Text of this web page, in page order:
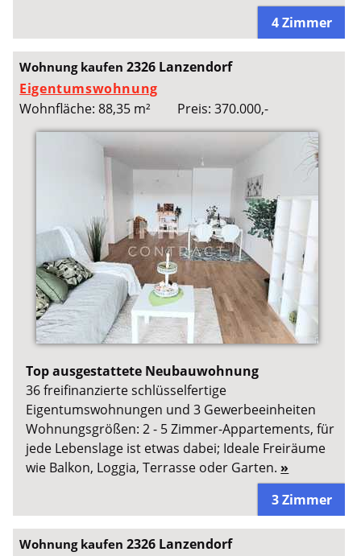
4 Zimmer
Wohnung kaufen2326 Lanzendorf
Eigentumswohnung
Wohnfläche: 88,35 m²
Preis: 370.000,-
Top ausgestattete Neubauwohnung
36 freifinanzierte schlüsselfertige
Eigentumswohnungen und 3 Gewerbeeinheiten
Wohnungsgrößen: 2 - 5 Zimmer-Appartements, für
jede Lebenslage ist etwas dabei; Ideale Freiräume
wie Balkon, Loggia, Terrasse oder Garten. »
3 Zimmer
Wohnung kaufen2326 Lanzendorf